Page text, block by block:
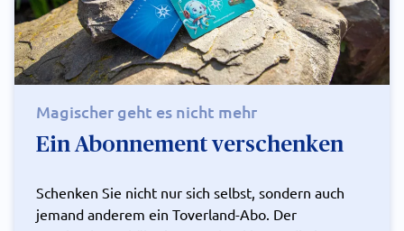
Magischer geht es nicht mehr
Ein Abonnement verschenken
Schenken Sie nicht nur sich selbst, sondern auch
jemand anderem ein Toverland-Abo. Der